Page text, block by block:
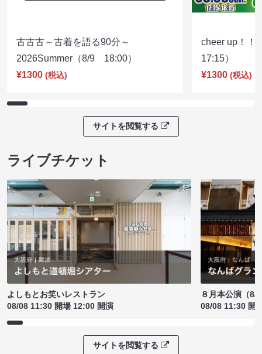
古古古～古着を語る90分～
2026Summer（8/9 18:00）
¥1300 (税込)
cheer up！
17:15）
¥1300 (税込)
サイトを閲覧する
ライブチケット
よしもとお笑いレストラン
08/08 11:30 開場 12:00 開演
８月本公演（8/
08/08 11:30 開
サイトを閲覧する